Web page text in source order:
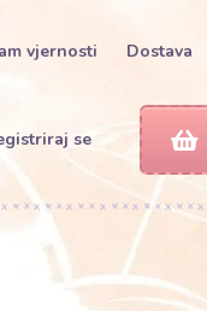
vjernosti Dostava
se